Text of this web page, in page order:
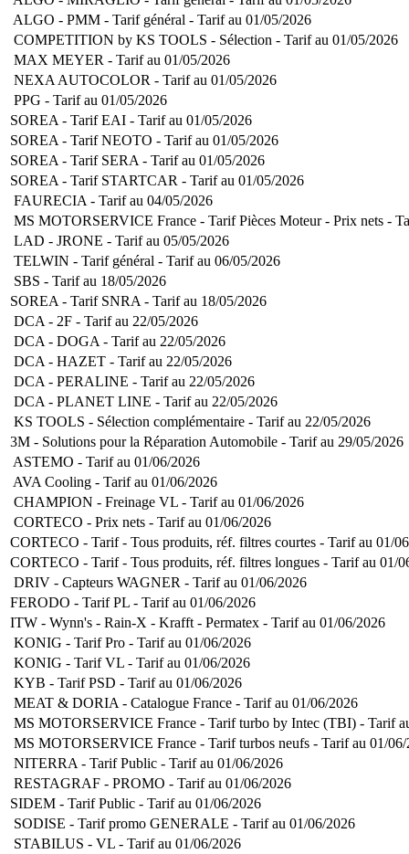
ALGO - PMM - Tarif général - Tarif au 01/05/2026
COMPETITION by KS TOOLS - Sélection - Tarif au 01/05/2026
MAX MEYER - Tarif au 01/05/2026
NEXA AUTOCOLOR - Tarif au 01/05/2026
PPG - Tarif au 01/05/2026
SOREA - Tarif EAI - Tarif au 01/05/2026
SOREA - Tarif NEOTO - Tarif au 01/05/2026
SOREA - Tarif SERA - Tarif au 01/05/2026
SOREA - Tarif STARTCAR - Tarif au 01/05/2026
FAURECIA - Tarif au 04/05/2026
MS MOTORSERVICE France - Tarif Pièces Moteur - Prix nets -
LAD - JRONE - Tarif au 05/05/2026
TELWIN - Tarif général - Tarif au 06/05/2026
SBS - Tarif au 18/05/2026
SOREA - Tarif SNRA - Tarif au 18/05/2026
DCA - 2F - Tarif au 22/05/2026
DCA - DOGA - Tarif au 22/05/2026
DCA - HAZET - Tarif au 22/05/2026
DCA - PERALINE - Tarif au 22/05/2026
DCA - PLANET LINE - Tarif au 22/05/2026
KS TOOLS - Sélection complémentaire - Tarif au 22/05/2026
3M - Solutions pour la Réparation Automobile - Tarif au 29/05/2026
ASTEMO - Tarif au 01/06/2026
AVA Cooling - Tarif au 01/06/2026
CHAMPION - Freinage VL - Tarif au 01/06/2026
CORTECO - Prix nets - Tarif au 01/06/2026
CORTECO - Tarif - Tous produits, réf. filtres courtes - Tarif au 01/
CORTECO - Tarif - Tous produits, réf. filtres longues - Tarif au 01/
DRIV - Capteurs WAGNER - Tarif au 01/06/2026
FERODO - Tarif PL - Tarif au 01/06/2026
ITW - Wynn's - Rain-X - Krafft - Permatex - Tarif au 01/06/2026
KONIG - Tarif Pro - Tarif au 01/06/2026
KONIG - Tarif VL - Tarif au 01/06/2026
KYB - Tarif PSD - Tarif au 01/06/2026
MEAT & DORIA - Catalogue France - Tarif au 01/06/2026
MS MOTORSERVICE France - Tarif turbo by Intec (TBI) - Tarif
MS MOTORSERVICE France - Tarif turbos neufs - Tarif au 01/06/
NITERRA - Tarif Public - Tarif au 01/06/2026
RESTAGRAF - PROMO - Tarif au 01/06/2026
SIDEM - Tarif Public - Tarif au 01/06/2026
SODISE - Tarif promo GENERALE - Tarif au 01/06/2026
STABILUS - VL - Tarif au 01/06/2026